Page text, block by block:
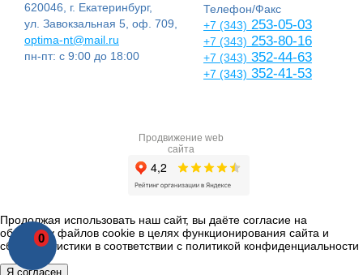
0
620046, г. Екатеринбург,
ул. Завокзальная 5, оф. 709,
optima-nt@mail.ru
пн-пт: с 9:00 до 18:00
Телефон/Факс
+7 (343) 253-05-03
+7 (343) 253-80-16
+7 (343) 352-44-63
+7 (343) 352-41-53
Продвижение web
сайта
Продолжая использовать наш сайт, вы даёте согласие на
обработку файлов cookie в целях функционирования сайта и
сбора статистики в соответствии с политикой конфиденциальности
Я согласен